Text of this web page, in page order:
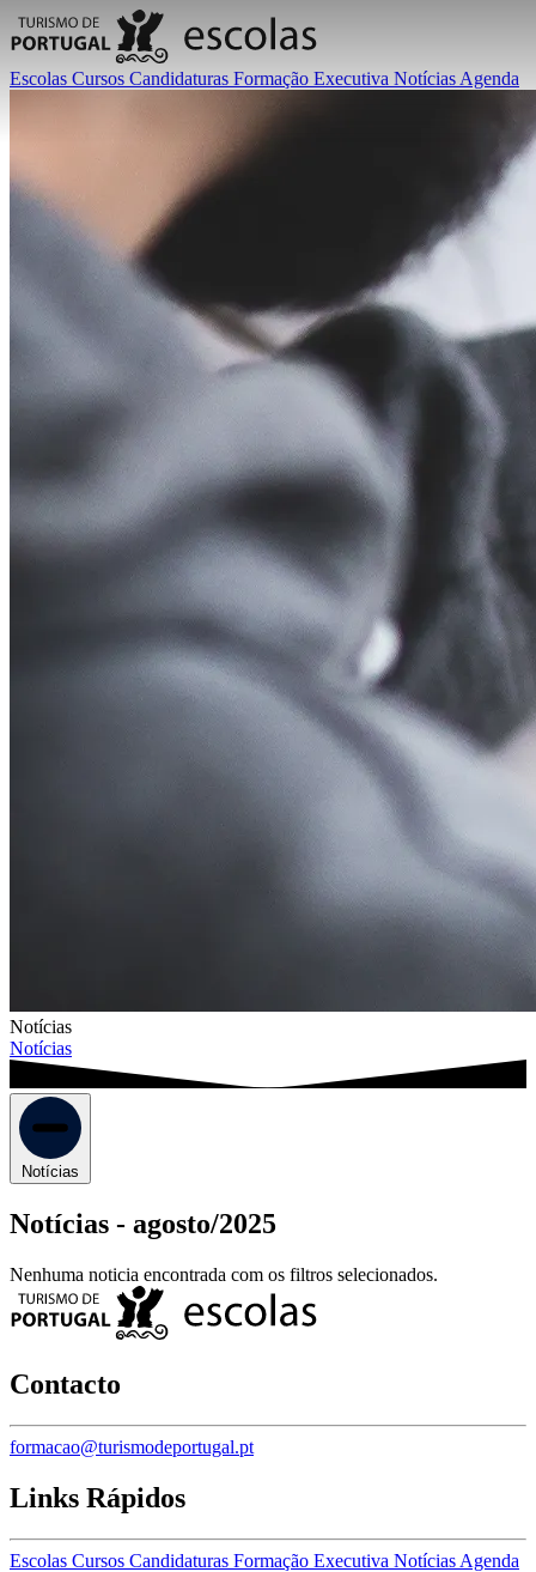
Escolas Cursos Candidaturas Formação Executiva Notícias Agenda
Notícias
Notícias
Notícias
Notícias - agosto/2025
Nenhuma noticia encontrada com os filtros selecionados.
Contacto
formacao@turismodeportugal.pt
Links Rápidos
Escolas Cursos Candidaturas Formação Executiva Notícias Agenda